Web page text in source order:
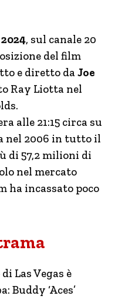
, sul canale 20
del film
e diretto daJoe
Ray Liotta nel
alle 21:15 circa su
nel 2006 in tutto il
di 57,2 milioni di
nel mercato
ha incassato poco
Las Vegas è
Buddy ‘Aces’